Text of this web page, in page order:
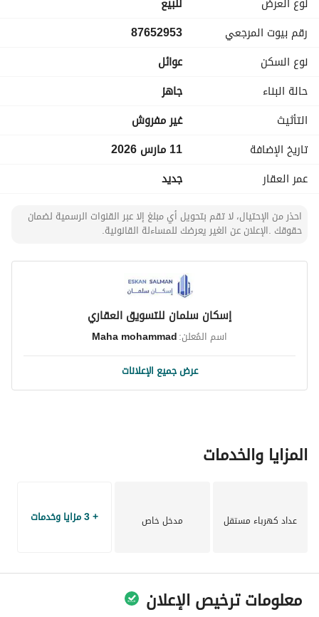
رقم بيوت المرجعي
87652953
نوع السكن
عوائل
حالة البناء
جاهز
التأثيث
غير مفروش
تاريخ الإضافة
11 مارس 2026
عمر العقار
جديد
احذر من الإحتيال، لا تقم بتحويل أي مبلغ إلا عبر القنوات الرسمية لضمان
حقوقك .الإعلان عن الغير يعرضك للمساءلة القانونية.
إسكان سلمان للتسويق العقاري
اسم المُعلن:Maha mohammad
عرض جميع الإعلانات
المزايا والخدمات
عداد كهرباء مستقل مدخل خاص + 3 مزايا وخدمات
معلومات ترخيص الإعلان